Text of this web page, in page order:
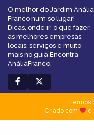
O melhor do Jardim Anália
Franco num só lugar!
Dicas, onde ir, o que fazer,
as melhores empresas,
locais, serviços e muito
mais no guia Encontra
AnáliaFranco.
Termos|
Criado com
e